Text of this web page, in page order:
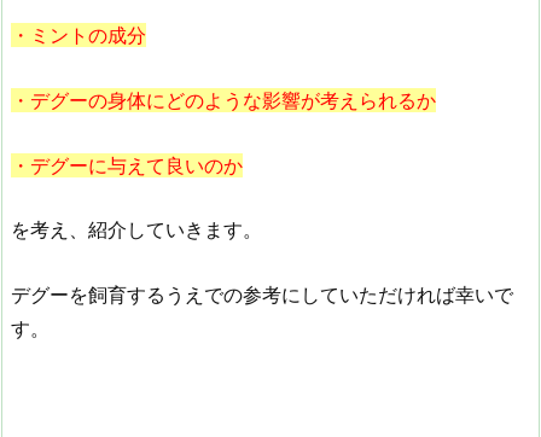
・ミントの成分
・デグーの身体にどのような影響が考えられるか
・デグーに与えて良いのか
を考え、紹介していきます。
デグーを飼育するうえでの参考にしていただければ幸いで
す。